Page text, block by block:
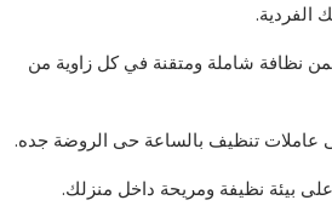
الفردية.
نظافة شاملة ومتقنة في كل زاوية من
عاملات تنظيف بالساعة حى الروضة جده.
بيئة نظيفة ومريحة داخل منزلك.